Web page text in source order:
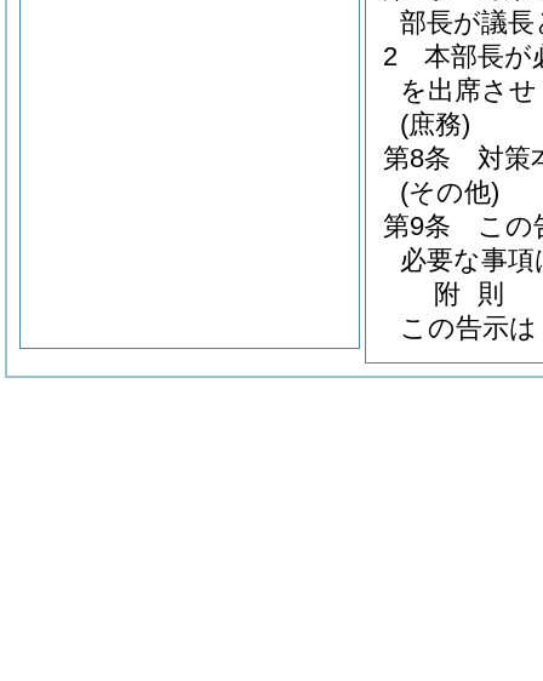
部長が議
2
本部長が
を出席さ
(庶務)
第8条
対策
(その他)
第9条
この
必要な事
附 則
この告示